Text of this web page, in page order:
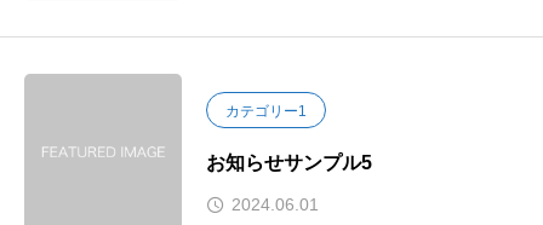
カテゴリー1
お知らせサンプル5
2024.06.01